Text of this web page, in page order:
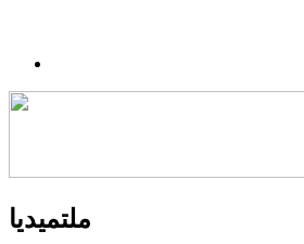
ملتميديا